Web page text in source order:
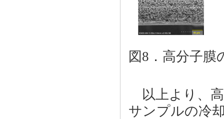
図8．高分子膜
以上より、
サンプルの冷